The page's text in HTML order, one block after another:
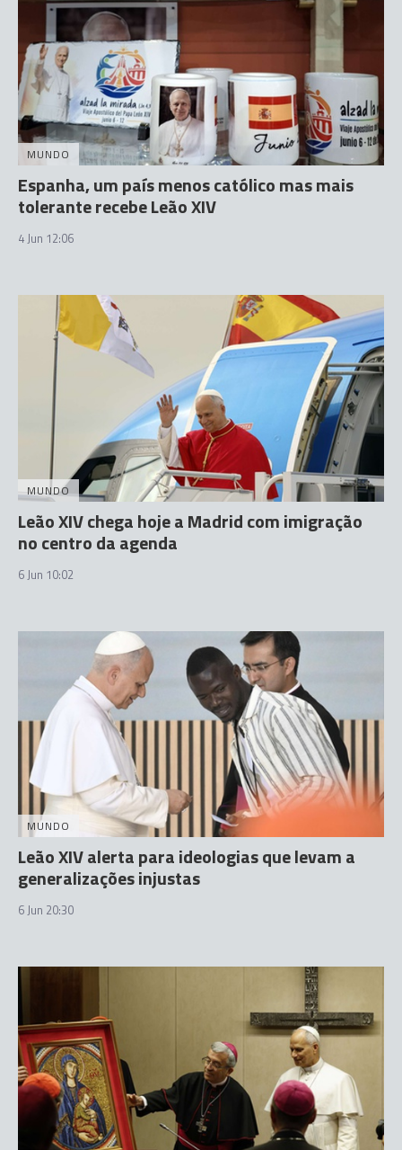
MUNDO
Espanha, um país menos católico mas mais
tolerante recebe Leão XIV
4 Jun 12:06
MUNDO
Leão XIV chega hoje a Madrid com imigração
no centro da agenda
6 Jun 10:02
MUNDO
Leão XIV alerta para ideologias que levam a
generalizações injustas
6 Jun 20:30